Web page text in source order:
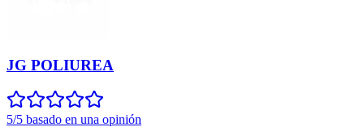
JG POLIUREA
5/5 basado en una opinión